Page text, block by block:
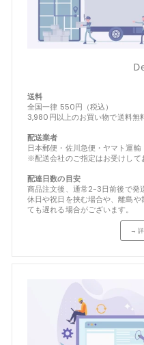
送料
全国一律 550円（税込）
3,980円以上のお買い物で送料無
配送業者
日本郵便・佐川急便・ヤマト運輸
※配送会社のご指定はお受けして
配達日数の目安
商品注文後、通常2-3日前後で発
休日や祝日を挟む場合や、離島
ても遅れる場合がございます。
→